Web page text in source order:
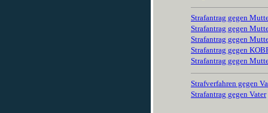
Strafantrag gegen
Strafantrag gegen
Strafantrag gegen
Strafantrag gegen
Strafantrag gegen
Strafverfahren gegen
Strafantrag gegen Vater